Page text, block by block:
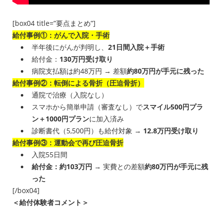
[box04 title=”要点まとめ”]
給付事例①：がんで入院・手術
半年後にがんが判明し、21日間入院＋手術
給付金： 130万円受け取り
病院支払額は約48万円 → 差額約80万円が手元に残った
給付事例②：転倒による骨折（圧迫骨折）
通院で治療（入院なし）
スマホから簡単申請（審査なし）でスマイル500円プラ
ン＋1000円プランに加入済み
診断書代（5,500円）も給付対象 → 12.8万円受け取り
給付事例③：運動会で再び圧迫骨折
入院55日間
給付金：約103万円 → 実費との差額約80万円が手元に残
った
[/box04]
＜給付体験者コメント＞